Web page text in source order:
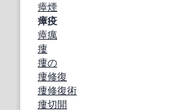
瘴煙
瘴疫
瘴癘
瘻
瘻の
瘻修復
瘻修復術
瘻切開